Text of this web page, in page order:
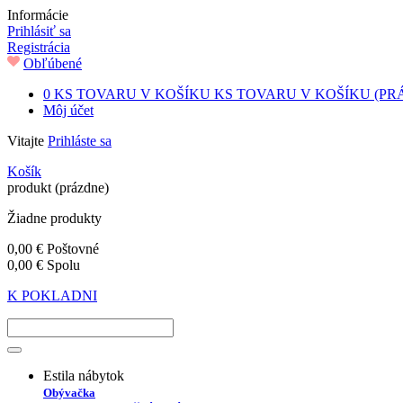
Informácie
Prihlásiť sa
Registrácia
Obľúbené
0 KS TOVARU V KOŠÍKU KS TOVARU V KOŠÍKU
Môj účet
Vitajte Prihláste sa
Košík
produkt (prázdne)
Žiadne produkty
0,00 € Poštovné
0,00 € Spolu
K POKLADNI
Estila nábytok
Obývačka